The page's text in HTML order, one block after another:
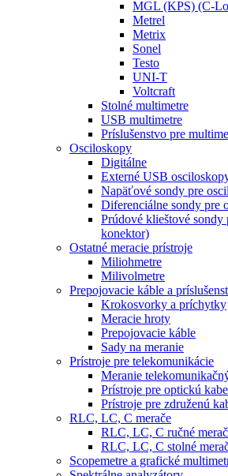
MGL (KPS) (C-
Metrel
Metrix
Sonel
Testo
UNI-T
Voltcraft
Stolné multimetre
USB multimetre
Príslušenstvo pre
Osciloskopy
Digitálne
Externé USB
Napäťové sondy pre
Diferenciálne sondy pre
Prúdové klieštové
konektor)
Ostatné meracie prístroje
Miliohmetre
Milivolmetre
Prepojovacie káble a
Krokosvorky a príchytky
Meracie hroty
Prepojovacie káble
Sady na meranie
Prístroje pre telekomunikácie
Meranie
Prístroje pre optickú
Prístroje pre združenú
RLC, LC, C merače
RLC, LC, C ručné
RLC, LC, C stolné
Scopemetre a grafické